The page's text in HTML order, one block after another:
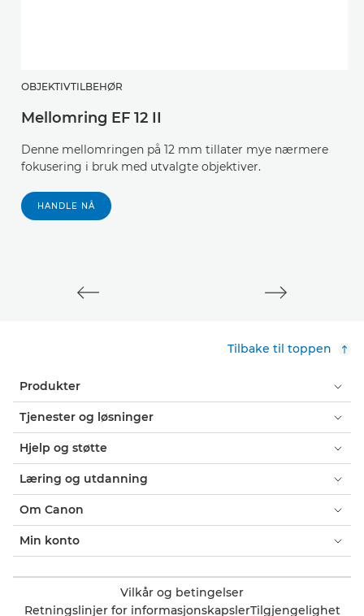
OBJEKTIVTILBEHØR
Mellomring EF 12 II
Denne mellomringen på 12 mm tillater mye nærmere
fokusering i bruk med utvalgte objektiver.
HANDLE NÅ
Tilbake til toppen
Produkter
Tjenester og løsninger
Hjelp og støtte
Læring og utdanning
Om Canon
Min konto
Vilkår og betingelser
Retningslinjer for informasjonskapslerTilgjengelighet